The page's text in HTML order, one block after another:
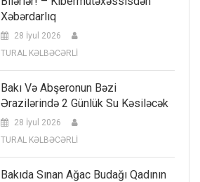
Xəbərdarlıq
28 İyul 2026
TURAL KƏLBƏCƏRLİ
Bakı Və Abşeronun Bəzi
Ərazilərində 2 Günlük Su Kəsiləcək
28 İyul 2026
TURAL KƏLBƏCƏRLİ
Bakıda Sınan Ağac Budağı Qadının